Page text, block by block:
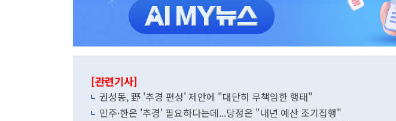
[관련기사]
권성동, 野 '추경 편성' 제안에 "대단히 무책임한 행태"
민주·한은 '추경' 필요하다는데...당정은 "내년 예산 조기집행"